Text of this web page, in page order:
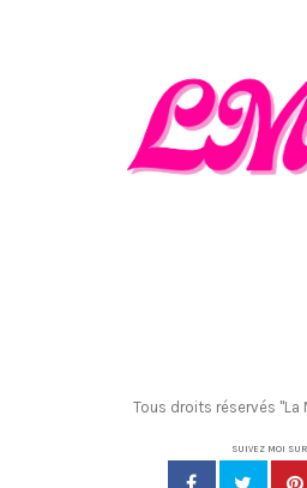
Tous droits réservés "La
SUIVEZ MOI SUR